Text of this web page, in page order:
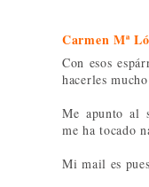
Carmen Mª
Con esos
hacerles
Me apunto al
me ha tocado
Mi mail es